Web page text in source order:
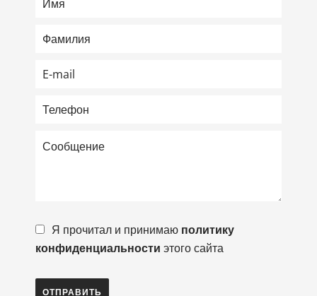
Я прочитал и принимаю политику
конфиденциальности этого сайта
ОТПРАВИТЬ